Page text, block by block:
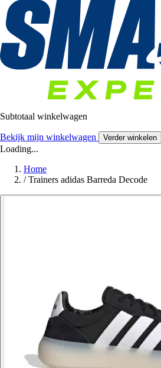
Subtotaal winkelwagen
Bekijk mijn winkelwagen Verder winkelen
Loading...
Home
/ Trainers adidas Barreda Decode